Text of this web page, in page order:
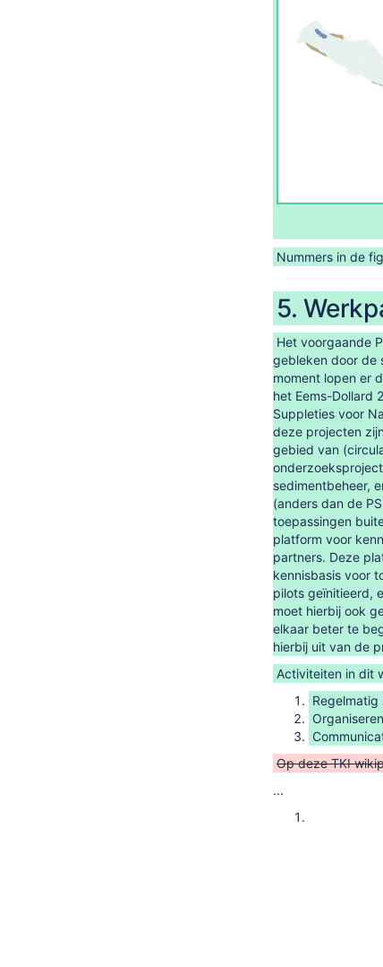
Nummers in de
5.
Het voorgaande
gebleken door de
moment lopen er
het Eems-Dollard
Suppleties voor
deze projecten
gebied van
sedimentbeheer,
(anders dan de
toepassingen
platform voor
partners. Deze
kennisbasis voor
pilots geïnitieerd,
moet hierbij ook
elkaar beter te
hierbij uit van de
Activiteiten in dit
Op deze TKI
...